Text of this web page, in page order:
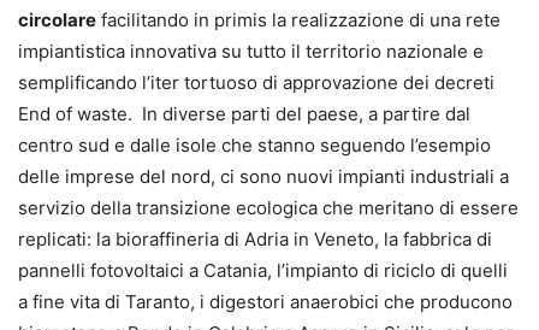
circolare facilitando in primis la realizzazione di una rete
impiantistica innovativa su tutto il territorio nazionale e
semplificando l’iter tortuoso di approvazione dei decreti
End of waste. In diverse parti del paese, a partire dal
centro sud e dalle isole che stanno seguendo l’esempio
delle imprese del nord, ci sono nuovi impianti industriali a
servizio della transizione ecologica che meritano di essere
replicati: la bioraffineria di Adria in Veneto, la fabbrica di
pannelli fotovoltaici a Catania, l’impianto di riciclo di quelli
a fine vita di Taranto, i digestori anaerobici che producono